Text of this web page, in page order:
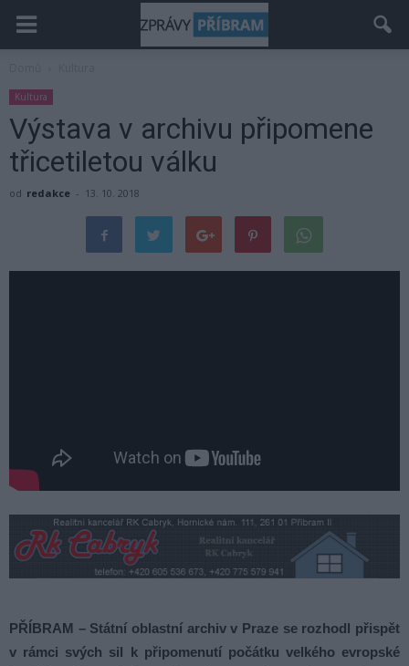
Kultura
Výstava v archivu připomene
třicetiletou válku
od redakce - 13. 10. 2018
PŘÍBRAM – Státní oblastní archiv v Praze se rozhodl přispět
v rámci svých sil k připomenutí počátku velkého evropské